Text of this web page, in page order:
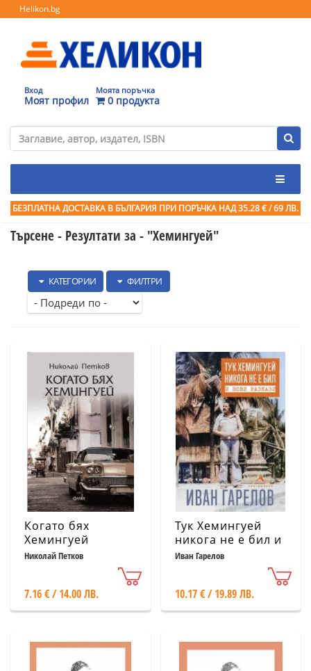
Helikon.bg
Вход
Моят профил
Моята поръчка
0 продукта
БЕЗПЛАТНА ДОСТАВКА В БЪЛГАРИЯ ПРИ ПОРЪЧКА НАД 35.28 € / 69 ЛВ.
Търсене - Резултати за - "Хемингуей"
КАТЕГОРИИ ФИЛТРИ
Когато бях
Хемингуей
Николай Петков
7.16 € / 14.00 ЛВ.
Тук Хемингуей
никога не е бил и
нови разкази
Иван Гарелов
10.17 € / 19.89 ЛВ.